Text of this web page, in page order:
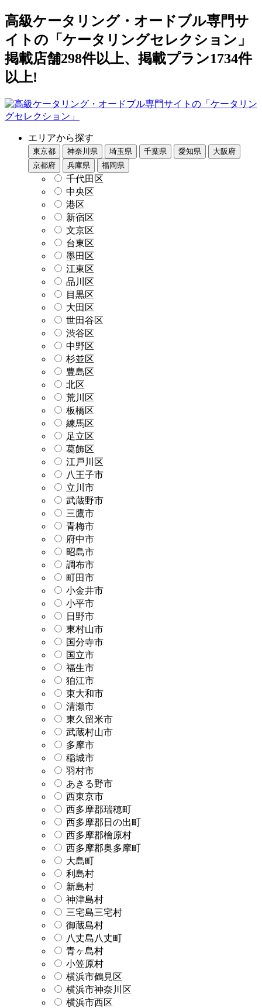
高級ケータリング・オードブル専門サ
イトの「ケータリングセレクション」
掲載店舗298件以上、掲載プラン1734件
以上!
エリアから探す
東京都 神奈川県 埼玉県 千葉県 愛知県
大阪府
京都府
兵庫県 福岡県
千代田区
中央区
港区
新宿区
文京区
台東区
墨田区
江東区
品川区
目黒区
大田区
世田谷区
渋谷区
中野区
杉並区
豊島区
北区
荒川区
板橋区
練馬区
足立区
葛飾区
江戸川区
八王子市
立川市
武蔵野市
三鷹市
青梅市
府中市
昭島市
調布市
町田市
小金井市
小平市
日野市
東村山市
国分寺市
国立市
福生市
狛江市
東大和市
清瀬市
東久留米市
武蔵村山市
多摩市
稲城市
羽村市
あきる野市
西東京市
西多摩郡瑞穂町
西多摩郡日の出町
西多摩郡檜原村
西多摩郡奥多摩町
大島町
利島村
新島村
神津島村
三宅島三宅村
御蔵島村
八丈島八丈町
青ヶ島村
小笠原村
横浜市鶴見区
横浜市神奈川区
横浜市西区